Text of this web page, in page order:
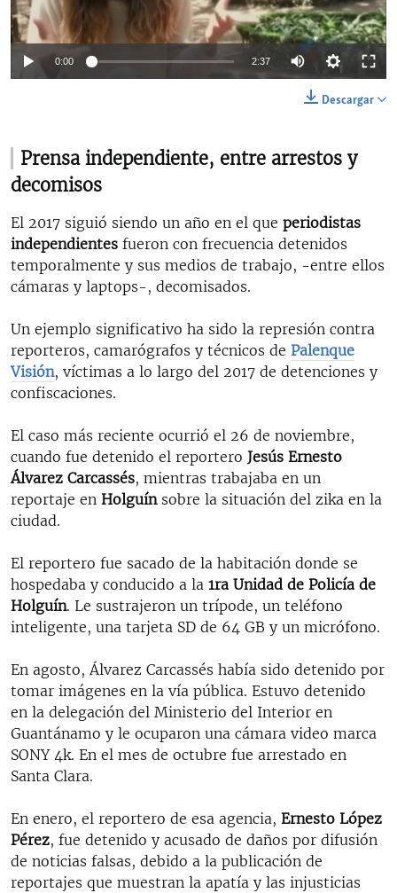
Auto 144p 270p 360p
0:00 2:37
144p
360p
Descargar
Prensa independiente, entre arrestos y
decomisos
El 2017 siguió siendo un año en el que periodistas
independientes fueron con frecuencia detenidos
temporalmente y sus medios de trabajo, -entre ellos
cámaras y laptops-, decomisados.
Un ejemplo significativo ha sido la represión contra
reporteros, camarógrafos y técnicos de Palenque
Visión, víctimas a lo largo del 2017 de detenciones y
confiscaciones.
El caso más reciente ocurrió el 26 de noviembre,
cuando fue detenido el reportero Jesús Ernesto
Álvarez Carcassés, mientras trabajaba en un
reportaje en Holguínsobre la situación del zika en la
ciudad.
El reportero fue sacado de la habitación donde se
hospedaba y conducido a la 1ra Unidad de Policía de
Holguín. Le sustrajeron un trípode, un teléfono
inteligente, una tarjeta SD de 64 GB y un micrófono.
En agosto, Álvarez Carcassés había sido detenido por
tomar imágenes en la vía pública. Estuvo detenido
en la delegación del Ministerio del Interior en
Guantánamo y le ocuparon una cámara video marca
SONY 4k. En el mes de octubre fue arrestado en
Santa Clara.
En enero, el reportero de esa agencia, Ernesto López
Pérez, fue detenido y acusado de daños por difusión
de noticias falsas, debido a la publicación de
reportajes que muestran la apatía y las injusticias